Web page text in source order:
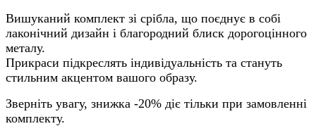
Вишуканий комплект зі срібла, що поєднує в собі
лаконічний дизайн і благородний блиск дорогоцінного
металу.
Прикраси підкреслять індивідуальність та стануть
стильним акцентом вашого образу.
Зверніть увагу, знижка -20% діє тільки при замовленні
комплекту.